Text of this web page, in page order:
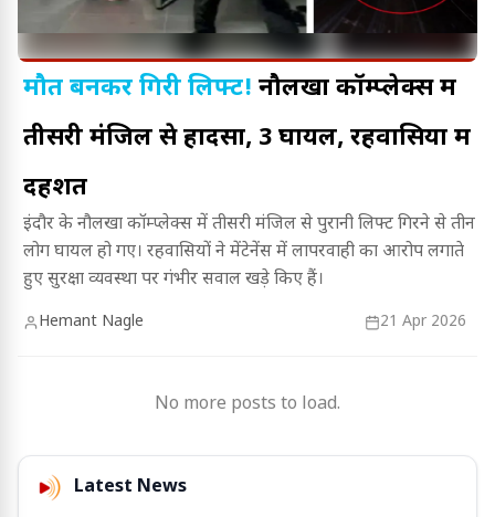
मौत बनकर गिरी लिफ्ट! नौलखा कॉम्प्लेक्स में
तीसरी मंजिल से हादसा, 3 घायल, रहवासियों में
दहशत
इंदौर के नौलखा कॉम्प्लेक्स में तीसरी मंजिल से पुरानी लिफ्ट गिरने से तीन
लोग घायल हो गए। रहवासियों ने मेंटेनेंस में लापरवाही का आरोप लगाते
हुए सुरक्षा व्यवस्था पर गंभीर सवाल खड़े किए हैं।
Hemant Nagle 21 Apr 2026
No more posts to load.
Latest News